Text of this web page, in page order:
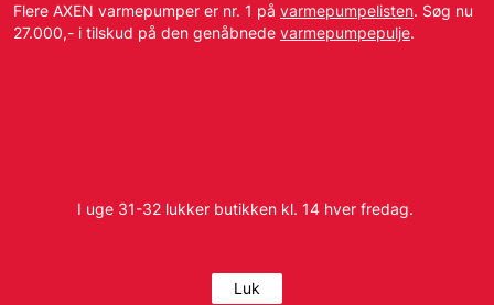
E-mail:info@dbvvs.dk
Flere AXEN varmepumper er nr. 1 på varmepumpelisten. Søg nu
27.000,- i tilskud på den genåbnede varmepumpepulje.
I uge 31-32 lukker butikken kl. 14 hver fredag.
Luk